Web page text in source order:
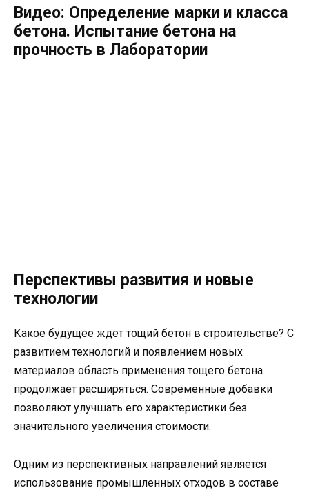
Видео: Определение марки и класса
бетона. Испытание бетона на
прочность в Лаборатории
Перспективы развития и новые
технологии
Какое будущее ждет тощий бетон в строительстве? С
развитием технологий и появлением новых
материалов область применения тощего бетона
продолжает расширяться. Современные добавки
позволяют улучшать его характеристики без
значительного увеличения стоимости.
Одним из перспективных направлений является
использование промышленных отходов в составе